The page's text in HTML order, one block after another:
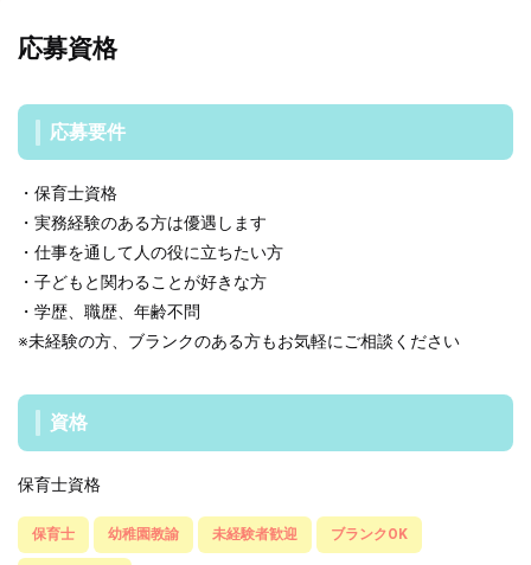
応募資格
応募要件
・保育士資格
・実務経験のある方は優遇します
・仕事を通して人の役に立ちたい方
・子どもと関わることが好きな方
・学歴、職歴、年齢不問
※未経験の方、ブランクのある方もお気軽にご相談ください
資格
保育士資格
保育士 幼稚園教諭 未経験者歓迎 ブランクOK